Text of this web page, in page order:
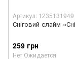
Артикул: 1235131949
Сніговий слайм
259 грн
Нет Ожидается